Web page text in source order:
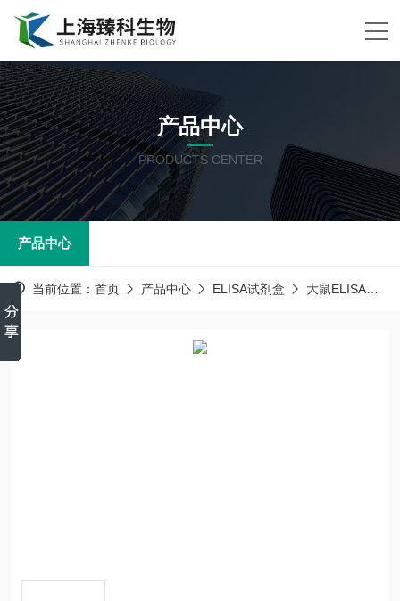
产品中心
PRODUCTS CENTER
产品中心
当前位置： 首页 产品中心 ELISA试剂盒 大鼠ELISA试剂盒